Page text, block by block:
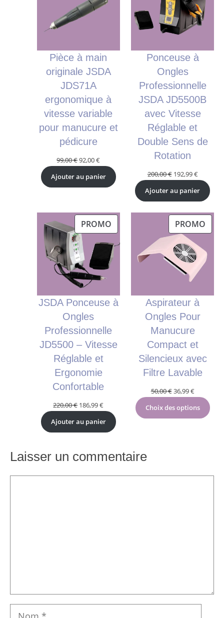
PROMOTION
Pièce à main
originale JSDA
JDS71A
ergonomique à
vitesse variable
pour manucure et
pédicure
99,00€Le
initial
92,00€Le
prix
actuel
Ajouter au panier
Ponceuse à
Ongles
Professionnelle
JSDA JD5500B
avec Vitesse
Réglable et
Double Sens de
Rotation
200,00€ Le
initial
200,00 €.
192,99€Le
prix
actuel
192,99 €.
Ajouter au panier
PROMOPRODUIT
PROMOTION
JSDA Ponceuse à
Ongles
Professionnelle
JD5500 – Vitesse
Réglable et
Ergonomie
Confortable
220,00€ Le
initial
186,99€Le
prix
actuel
186,99 €.
Ajouter au panier
PROMO
Aspirateur à
Ongles Pour
Manucure
Compact et
Silencieux avec
Filtre Lavable
50,00€Le
initial
36,99€Le
prix
actuel
Choix des options
Laisser un commentaire
Nom